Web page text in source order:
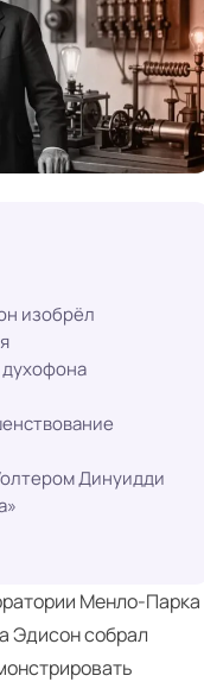
изобрёл
Динуидди
Менло-Парка
Эдисон собрал